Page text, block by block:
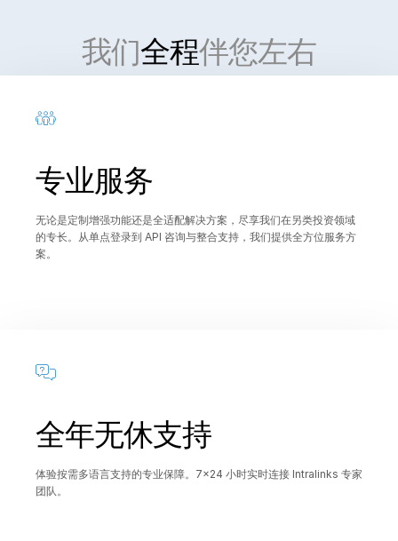
我们全程伴您左右
专业服务
无论是定制增强功能还是全适配解决方案，尽享我们在另类投资领域
的专长。从单点登录到 API 咨询与整合支持，我们提供全方位服务方
案。
全年无休支持
体验按需多语言支持的专业保障。7×24 小时实时连接 Intralinks 专家
团队。